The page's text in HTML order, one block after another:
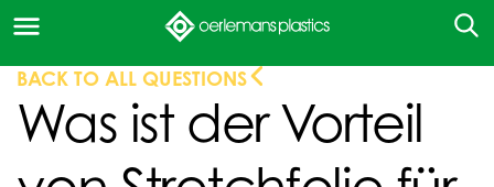
BACK TO ALL QUESTIONS
Was ist der Vorteil